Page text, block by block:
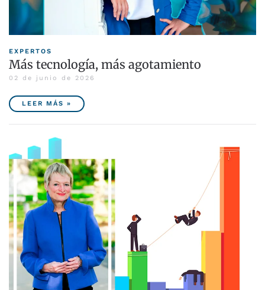
EXPERTOS
Más tecnología, más agotamiento
02 de junio de 2026
LEER MÁS »